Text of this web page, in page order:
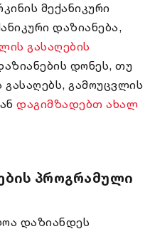
მექანიკური
დაზიანება,
გასაღების
დონეს, თუ
გამოუცვლის
დაგიმზადებთ ახალ
პროგრამული
დაზიანდეს